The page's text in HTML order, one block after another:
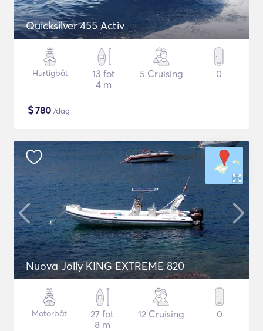
Quicksilver 455 Activ
Hurtigbåt
13 fot
4 m
5 Cruising 0
$780 /dag
Nuova Jolly KING EXTREME 820
Motorbåt
27 fot
8 m
12 Cruising 0